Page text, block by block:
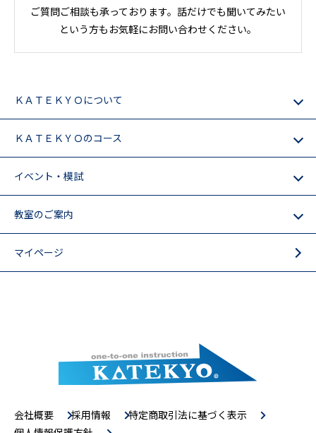
ご質問ご相談も承っております。話だけでも聞いてみたい
という方もお気軽にお問い合わせください。
ＫＡＴＥＫＹＯについて
ＫＡＴＥＫＹＯのコース
イベント・模試
教室のご案内
マイページ
会社概要 採用情報
特定商取引法に基づく表示